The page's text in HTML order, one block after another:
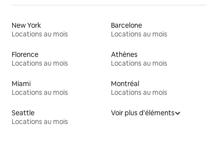
New York
Locations au mois
Barcelone
Locations au mois
Florence
Locations au mois
Athènes
Locations au mois
Miami
Locations au mois
Montréal
Locations au mois
Seattle
Locations au mois
Voir plus d'éléments